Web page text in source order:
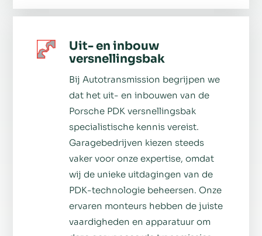
Uit- en inbouw
versnellingsbak
Bij Autotransmission begrijpen we
dat het uit- en inbouwen van de
Porsche PDK versnellingsbak
specialistische kennis vereist.
Garagebedrijven kiezen steeds
vaker voor onze expertise, omdat
wij de unieke uitdagingen van de
PDK-technologie beheersen. Onze
ervaren monteurs hebben de juiste
vaardigheden en apparatuur om